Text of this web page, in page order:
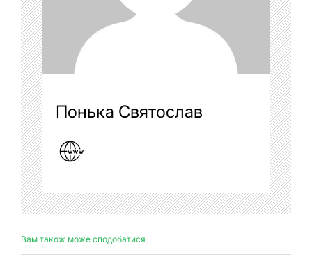
Понька Святослав
Вам також може сподобатися